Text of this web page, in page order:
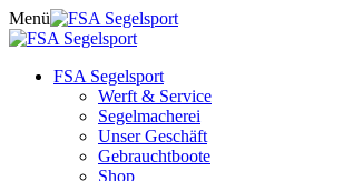
Skip
to
Menü
FSA Segelsport
Werft & Service
Segelmacherei
Unser Geschäft
Gebrauchtboote
Shop